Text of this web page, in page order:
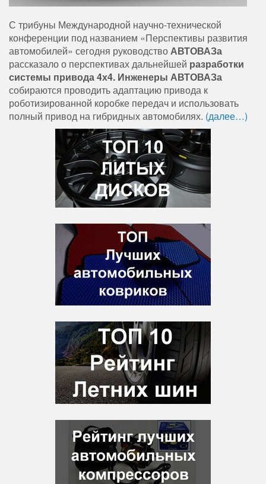
С трибуны Международной научно-технической
конференции под названием «Перспективы развития
автомобилей» сегодня руководствоАВТОВАЗа
рассказало о перспективах дальнейшей разработки
системы привода 4х4. Инженеры АВТОВАЗа
собираются проводить адаптацию привода к
роботизированной коробке передач и использовать
полный привод на гибридных автомобилях. (далее…)